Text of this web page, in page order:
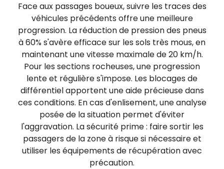
Face aux passages boueux, suivre les traces des
véhicules précédents offre une meilleure
progression. La réduction de pression des pneus
à 60% s'avère efficace sur les sols très mous, en
maintenant une vitesse maximale de 20 km/h.
Pour les sections rocheuses, une progression
lente et régulière s'impose. Les blocages de
différentiel apportent une aide précieuse dans
ces conditions. En cas d'enlisement, une analyse
posée de la situation permet d'éviter
l'aggravation. La sécurité prime : faire sortir les
passagers de la zone à risque si nécessaire et
utiliser les équipements de récupération avec
précaution.